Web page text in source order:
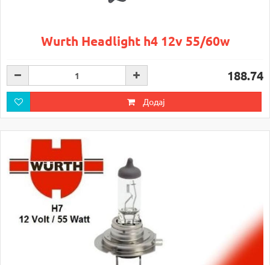
Wurth Headlight h4 12v 55/60w
188.74
Додај